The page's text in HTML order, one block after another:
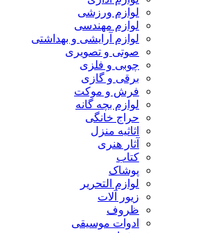
لوازم ورزشی
لوازم مهندسی
لوازم آرایشی و بهداشتی
صوتی و تصویری
چوبی و فلزی
برقی و گازی
فرش و موکت
لوازم بچه گانه
حراج خانگی
اثاثیه منزل
آثار هنری
کتاب
پوشاک
لوازم التحریر
زیور آلات
ظروف
ادوات موسیقی